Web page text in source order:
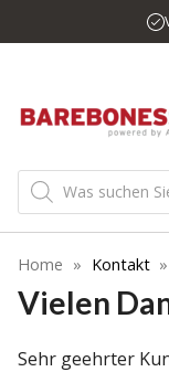
Inhalt
Products
search
Home » Kontakt »
Vielen
Sehr geehrter